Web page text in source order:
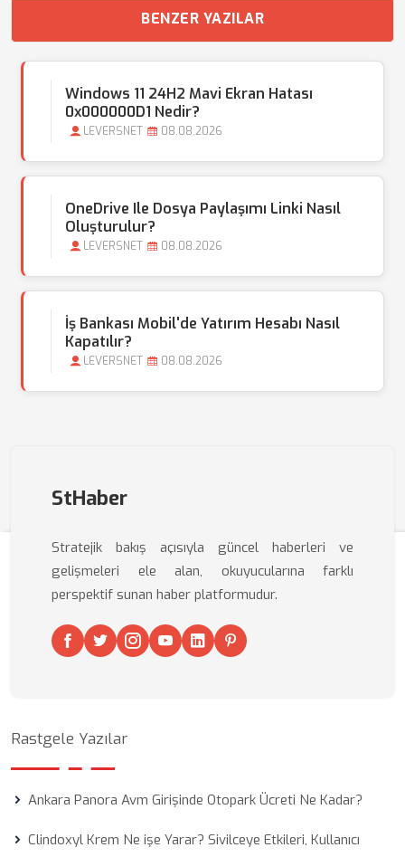
BENZER YAZILAR
Windows 11 24H2 Mavi Ekran Hatası
0x000000D1 Nedir?
LEVERSNET 08.08.2026
OneDrive Ile Dosya Paylaşımı Linki Nasıl
Oluşturulur?
LEVERSNET 08.08.2026
İş Bankası Mobil'de Yatırım Hesabı Nasıl
Kapatılır?
LEVERSNET 08.08.2026
StHaber
Stratejik bakış açısıyla güncel haberleri ve
gelişmeleri ele alan, okuyucularına farklı
perspektif sunan haber platformudur.
Rastgele Yazılar
Ankara Panora Avm Girişinde Otopark Ücreti Ne Kadar?
Clindoxyl Krem Ne işe Yarar? Sivilceye Etkileri, Kullanıcı